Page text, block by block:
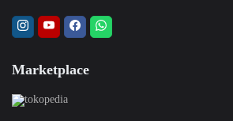
Marketplace